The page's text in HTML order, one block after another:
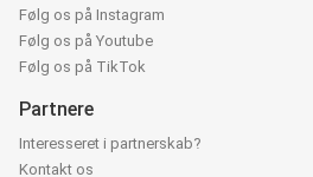
Følg os på Instagram
Følg os på Youtube
Følg os på TikTok
Partnere
Interesseret i partnerskab?
Kontakt os